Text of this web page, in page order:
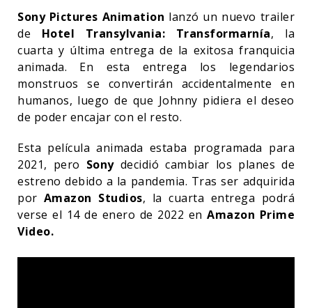
Sony Pictures Animation lanzó un nuevo trailer
de Hotel Transylvania: Transformarnía, la
cuarta y última entrega de la exitosa franquicia
animada. En esta entrega los legendarios
monstruos se convertirán accidentalmente en
humanos, luego de que Johnny pidiera el deseo
de poder encajar con el resto.
Esta película animada estaba programada para
2021, pero Sonydecidió cambiar los planes de
estreno debido a la pandemia. Tras ser adquirida
por Amazon Studios, la cuarta entrega podrá
verse el 14 de enero de 2022 en Amazon Prime
Video.